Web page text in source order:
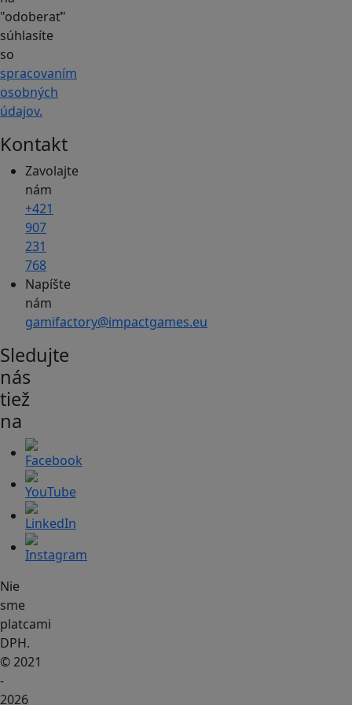
"odoberať"
súhlasíte
so
spracovaním
osobných
údajov.
Kontakt
Zavolajte
nám
+421
907
231
768
Napíšte
nám
gamifactory@impactgames.eu
Sledujte
nás
tiež
na
Nie
sme
platcami
DPH.
© 2021
-
2026